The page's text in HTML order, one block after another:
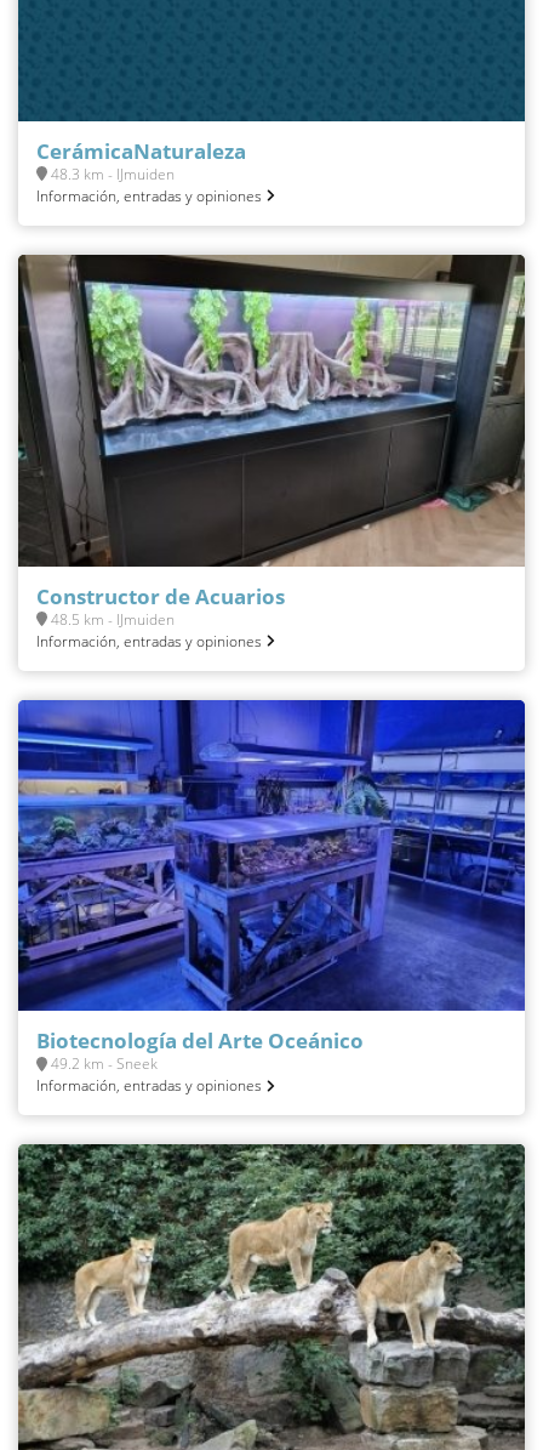
CerámicaNaturaleza
48.3 km - IJmuiden
Información, entradas y opiniones
Constructor de Acuarios
48.5 km - IJmuiden
Información, entradas y opiniones
Biotecnología del Arte Oceánico
49.2 km - Sneek
Información, entradas y opiniones